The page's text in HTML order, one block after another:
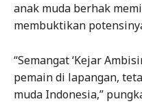
anak muda berhak
membuktikan
“Semangat ‘Kejar
pemain di lapangan,
muda Indonesia,”